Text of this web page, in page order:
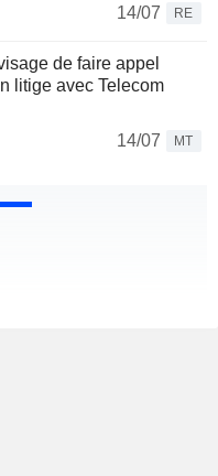
14/07
RE
de faire appel
litige avec Telecom
14/07
MT